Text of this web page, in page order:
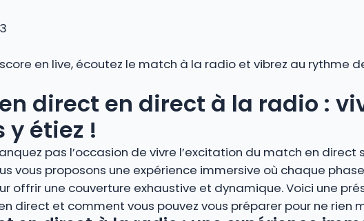
en live, écoutez le match à la radio et vibrez au rythme
direct en direct à la radio :
y étiez !
pas l’occasion de vivre l’excitation du match en
vous proposons une expérience immersive où chaque
offrir une couverture exhaustive et dynamique. Voici une
direct et comment vous pouvez vous préparer pour ne rien